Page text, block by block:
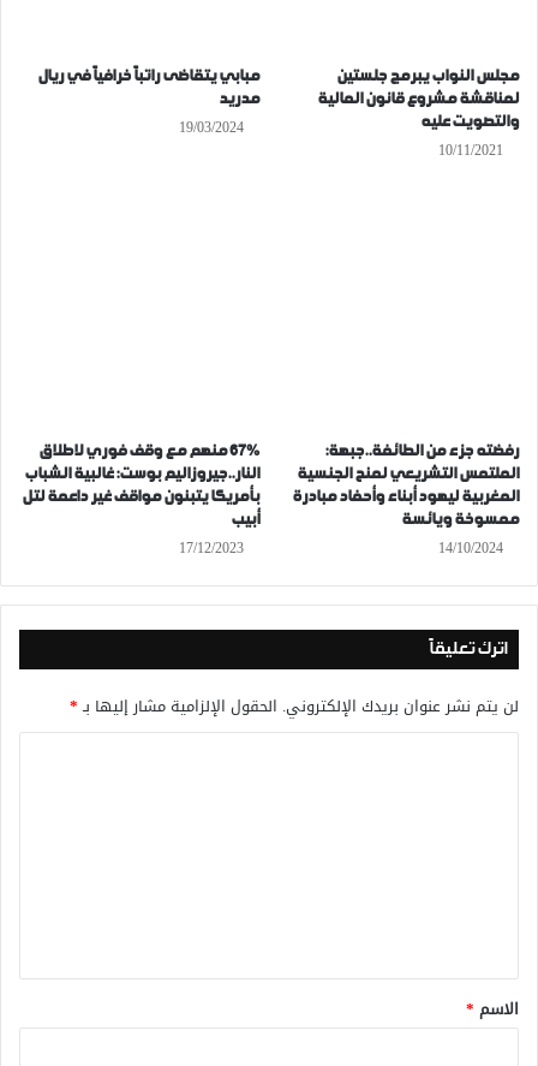
مجلس النواب يبرمج جلستين
لمناقشة مشروع قانون المالية
والتصويت عليه
10/11/2021
مبابي يتقاضى راتباً خرافياً في ريال
مدريد
19/03/2024
رفضته جزء من الطائفة..جبهة:
الملتمس التشريعي لمنح الجنسية
المغربية ليهود أبناء وأحفاد مبادرة
ممسوخة ويائسة
14/10/2024
67% منهم مع وقف فوري لاطلاق
النار..جيروزاليم بوست: غالبية الشباب
بأمريكا يتبنون مواقف غير داعمة لتل
أبيب
17/12/2023
اترك تعليقاً
لن يتم نشر عنوان بريدك الإلكتروني. الحقول الإلزامية مشار إليها بـ*
*
الاسم *